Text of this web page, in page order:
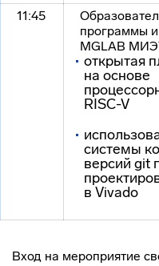
11:45
программы
MGLAB
открытая
на основе
RISC-V
системы
версий git
в Vivado
Вход на мероприятие